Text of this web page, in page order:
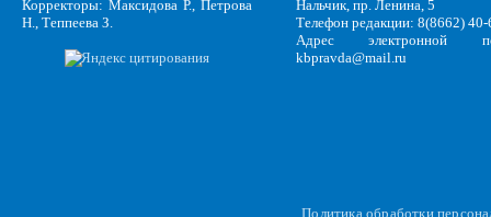
Корректоры: Максидова Р., Петрова
Н., Теппеева З.
Нальчик, пр. Ленина, 5
Телефон редакции: 8(8662)
Адрес электронной
kbpravda@mail.ru
Политика обработки